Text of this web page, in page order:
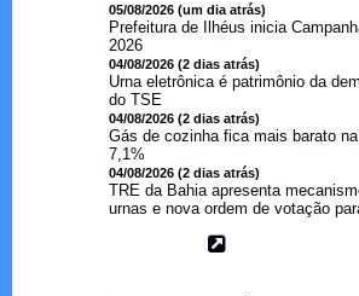
05/08/2026 (um dia atrás)
Prefeitura de Ilhéus inicia
2026
04/08/2026 (2 dias atrás)
Urna eletrônica é patrimônio da
do TSE
04/08/2026 (2 dias atrás)
Gás de cozinha fica mais barato
7,1%
04/08/2026 (2 dias atrás)
TRE da Bahia apresenta
urnas e nova ordem de votação